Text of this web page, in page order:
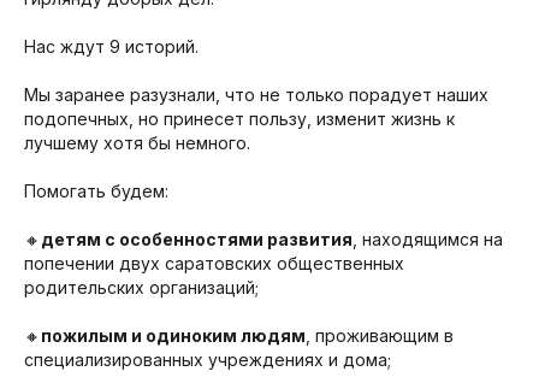
Нас ждут 9 историй.
Мы заранее разузнали, что не только порадует наших
подопечных, но принесет пользу, изменит жизнь к
лучшему хотя бы немного.
Помогать будем:
🔸 детям с особенностями развития , находящимся на
попечении двух саратовских общественных
родительских организаций;
🔸 пожилым и одиноким людям , проживающим в
специализированных учреждениях и дома;